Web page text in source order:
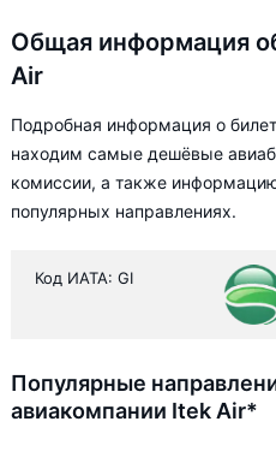
Общая информация
Air
Подробная информация о
находим самые дешёвые
комиссии, а также
популярных направлениях.
Код ИАТА: GI
Популярные
авиакомпании Itek Air*